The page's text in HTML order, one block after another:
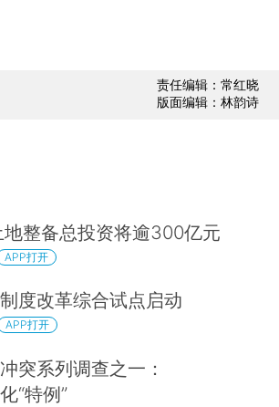
责任编辑：常红晓
版面编辑：林韵诗
整备总投资将逾300亿元
APP打开
度改革综合试点启动
APP打开
突系列调查之一：
“特例”